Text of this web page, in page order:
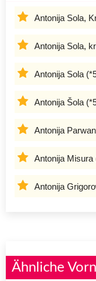
Antonija Sola,
Antonija Sola,
Antonija Sola
Antonija Šola
Antonija
Antonija Misura
Antonija
Ähnliche